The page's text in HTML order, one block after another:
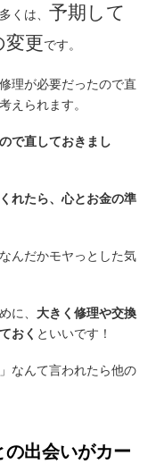
くは、 予期して
変更です。
理が必要だったので直
えられます。
で直しておきまし
れたら、心とお金の準
んだかモヤっとした気
に、 大きく修理や交換
おく といいです！
なんて言われたら他の
出会いがカー